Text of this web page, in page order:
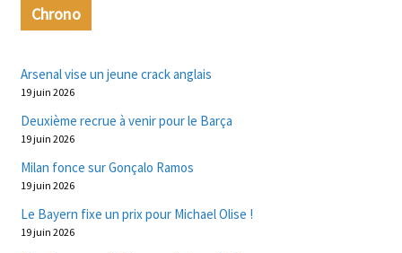
Chrono
Arsenal vise un jeune crack anglais
19 juin 2026
Deuxième recrue à venir pour le Barça
19 juin 2026
Milan fonce sur Gonçalo Ramos
19 juin 2026
Le Bayern fixe un prix pour Michael Olise !
19 juin 2026